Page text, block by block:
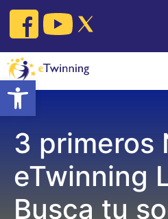
Open toolbar
Skip
content
3 primeros
eTwinning
Busca tu